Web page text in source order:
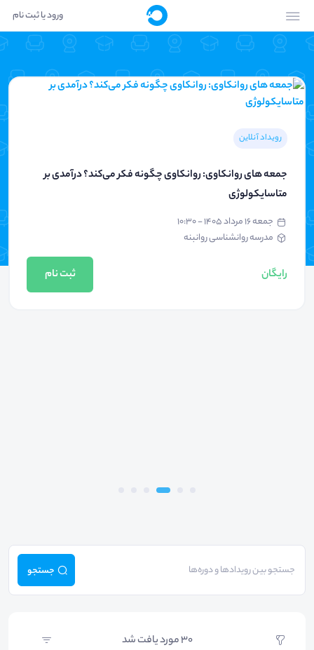
ورود یا ثبت نام
رویداد آنلاین
جمعه های روانکاوی: روانکاوی چگونه فکر می‌کند؟ درآمدی بر
متاسایکولوژی
جمعه ۱۶ مرداد ۱۴۰۵ - ۱۰:۳۰
مدرسه روانشناسی روانبنه
رایگان ثبت نام
جستجو
30مورد یافت شد